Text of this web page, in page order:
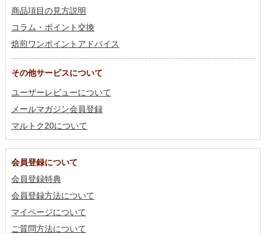
商品項目の見方説明
コラム・ポイント交換
焙煎ワンポイントアドバイス
その他サービスについて
ユーザーレビューについて
メールマガジン会員登録
マルトク20について
会員登録について
会員登録特典
会員登録方法について
マイページについて
ご質問方法について